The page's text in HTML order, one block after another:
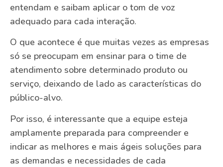
entendam e saibam aplicar o tom de voz
adequado para cada interação.
O que acontece é que muitas vezes as empresas
só se preocupam em ensinar para o time de
atendimento sobre determinado produto ou
serviço, deixando de lado as características do
público-alvo.
Por isso, é interessante que a equipe esteja
amplamente preparada para compreender e
indicar as melhores e mais ágeis soluções para
as demandas e necessidades de cada